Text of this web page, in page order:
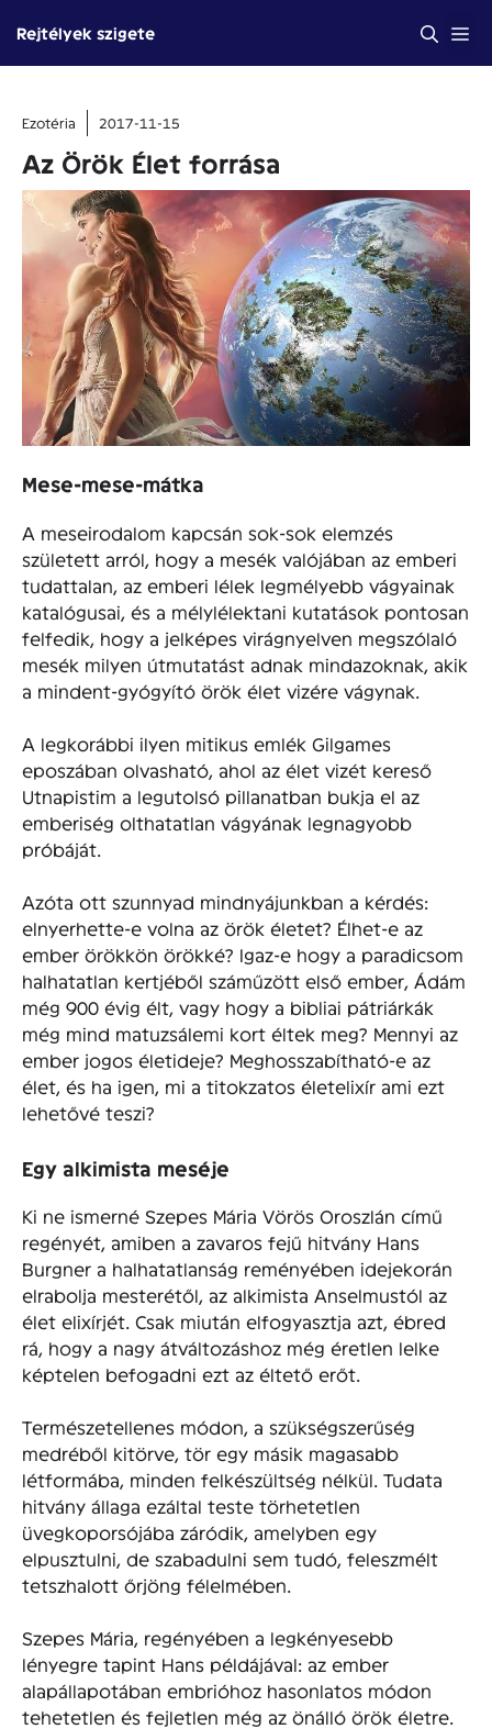
tartalomba
Rejtélyek szigete
Ezotéria 2017-11-15
Az Örök Élet forrása
Mese-mese-mátka
A meseirodalom kapcsán sok-sok elemzés
született arról, hogy a mesék valójában az emberi
tudattalan, az emberi lélek legmélyebb vágyainak
katalógusai, és a mélylélektani kutatások pontosan
felfedik, hogy a jelképes virágnyelven megszólaló
mesék milyen útmutatást adnak mindazoknak, akik
a mindent-gyógyító örök élet vizére vágynak.
A legkorábbi ilyen mitikus emlék Gilgames
eposzában olvasható, ahol az élet vizét kereső
Utnapistim a legutolsó pillanatban bukja el az
emberiség olthatatlan vágyának legnagyobb
próbáját.
Azóta ott szunnyad mindnyájunkban a kérdés:
elnyerhette-e volna az örök életet? Élhet-e az
ember örökkön örökké? Igaz-e hogy a paradicsom
halhatatlan kertjéből száműzött első ember, Ádám
még 900 évig élt, vagy hogy a bibliai pátriárkák
még mind matuzsálemi kort éltek meg? Mennyi az
ember jogos életideje? Meghosszabítható-e az
élet, és ha igen, mi a titokzatos életelixír ami ezt
lehetővé teszi?
Egy alkimista meséje
Ki ne ismerné Szepes Mária Vörös Oroszlán című
regényét, amiben a zavaros fejű hitvány Hans
Burgner a halhatatlanság reményében idejekorán
elrabolja mesterétől, az alkimista Anselmustól az
élet elixírjét. Csak miután elfogyasztja azt, ébred
rá, hogy a nagy átváltozáshoz még éretlen lelke
képtelen befogadni ezt az éltető erőt.
Természetellenes módon, a szükségszerűség
medréből kitörve, tör egy másik magasabb
létformába, minden felkészültség nélkül. Tudata
hitvány állaga ezáltal teste törhetetlen
üvegkoporsójába záródik, amelyben egy
elpusztulni, de szabadulni sem tudó, feleszmélt
tetszhalott őrjöng félelmében.
Szepes Mária, regényében a legkényesebb
lényegre tapint Hans példájával: az ember
alapállapotában embrióhoz hasonlatos módon
tehetetlen és fejletlen még az önálló örök életre.